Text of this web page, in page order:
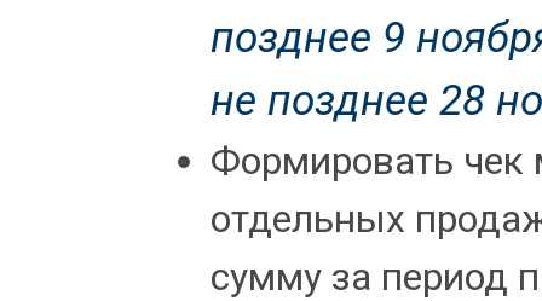
позднее 9
не позднее 28
Формировать
отдельных
сумму за период